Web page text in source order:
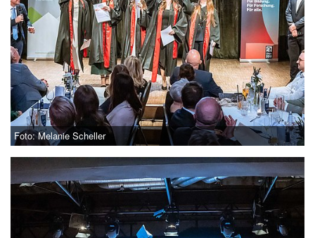
Foto: Melanie Scheller